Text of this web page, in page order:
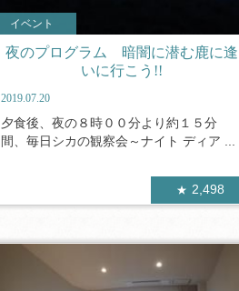
イベント
夜のプログラム 暗闇に潜む鹿に逢
いに行こう!!
2019.07.20
夕食後、夜の８時００分より約１５分
間、毎日シカの観察会～ナイト ディア ...
2,498